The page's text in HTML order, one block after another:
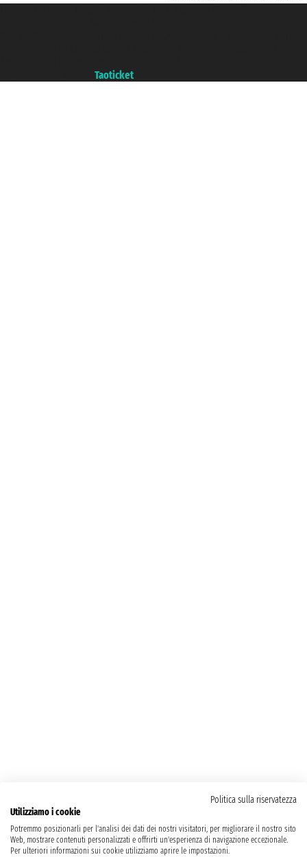
Taoticket
Politica sulla riservatezza
Utilizziamo i cookie
Potremmo posizionarli per l'analisi dei dati dei nostri visitatori, per migliorare il nostro sito
Web, mostrare contenuti personalizzati e offrirti un'esperienza di navigazione eccezionale.
Per ulteriori informazioni sui cookie utilizziamo aprire le impostazioni.